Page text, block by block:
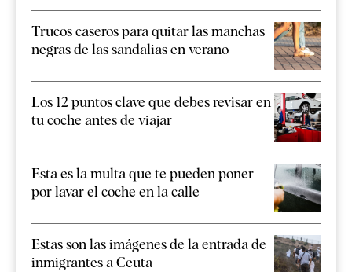
Trucos caseros para quitar las manchas
negras de las sandalias en verano
Los 12 puntos clave que debes revisar en
tu coche antes de viajar
Esta es la multa que te pueden poner
por lavar el coche en la calle
Estas son las imágenes de la entrada de
inmigrantes a Ceuta